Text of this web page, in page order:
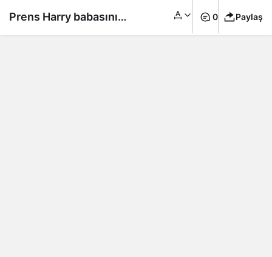
Prens Harry babasını 0 Paylaş